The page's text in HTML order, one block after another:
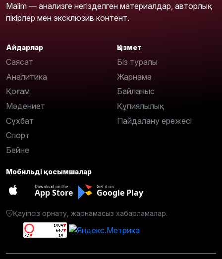
Malim — анализге негізделген материалдар, авторлық
пікірлер мен эксклюзив контент.
Айдарлар
Саясат
Аналитика
Қоғам
Мәдениет
Сұхбат
Спорт
Бейне
Қызмет
Біз туралы
Жарнама
Байланыс
Құпиялылық
Пайдалану ережесі
Мобильді қосымшалар
Download on the
App Store
Get it on
Google Play
Қауіпсіз орнату, жарнамасыз хабарламалар.